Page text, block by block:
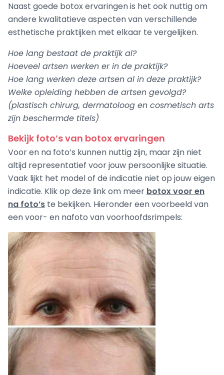
Naast goede botox ervaringen is het ook nuttig om
andere kwalitatieve aspecten van verschillende
esthetische praktijken met elkaar te vergelijken.
Hoe lang bestaat de praktijk al?
Hoeveel artsen werken er in de praktijk?
Hoe lang werken deze artsen al in deze praktijk?
Welke opleiding hebben de artsen gevolgd?
(plastisch chirurg, dermatoloog en cosmetisch arts
zijn beschermde titels)
Bekijk foto’s van botox ervaringen
Voor en na foto’s kunnen nuttig zijn, maar zijn niet
altijd representatief voor jouw persoonlijke situatie.
Vaak lijkt het model of de indicatie niet op jouw eigen
indicatie. Klik op deze link om meer botox voor en
na foto’s te bekijken. Hieronder een voorbeeld van
een voor- en nafoto van voorhoofdsrimpels: